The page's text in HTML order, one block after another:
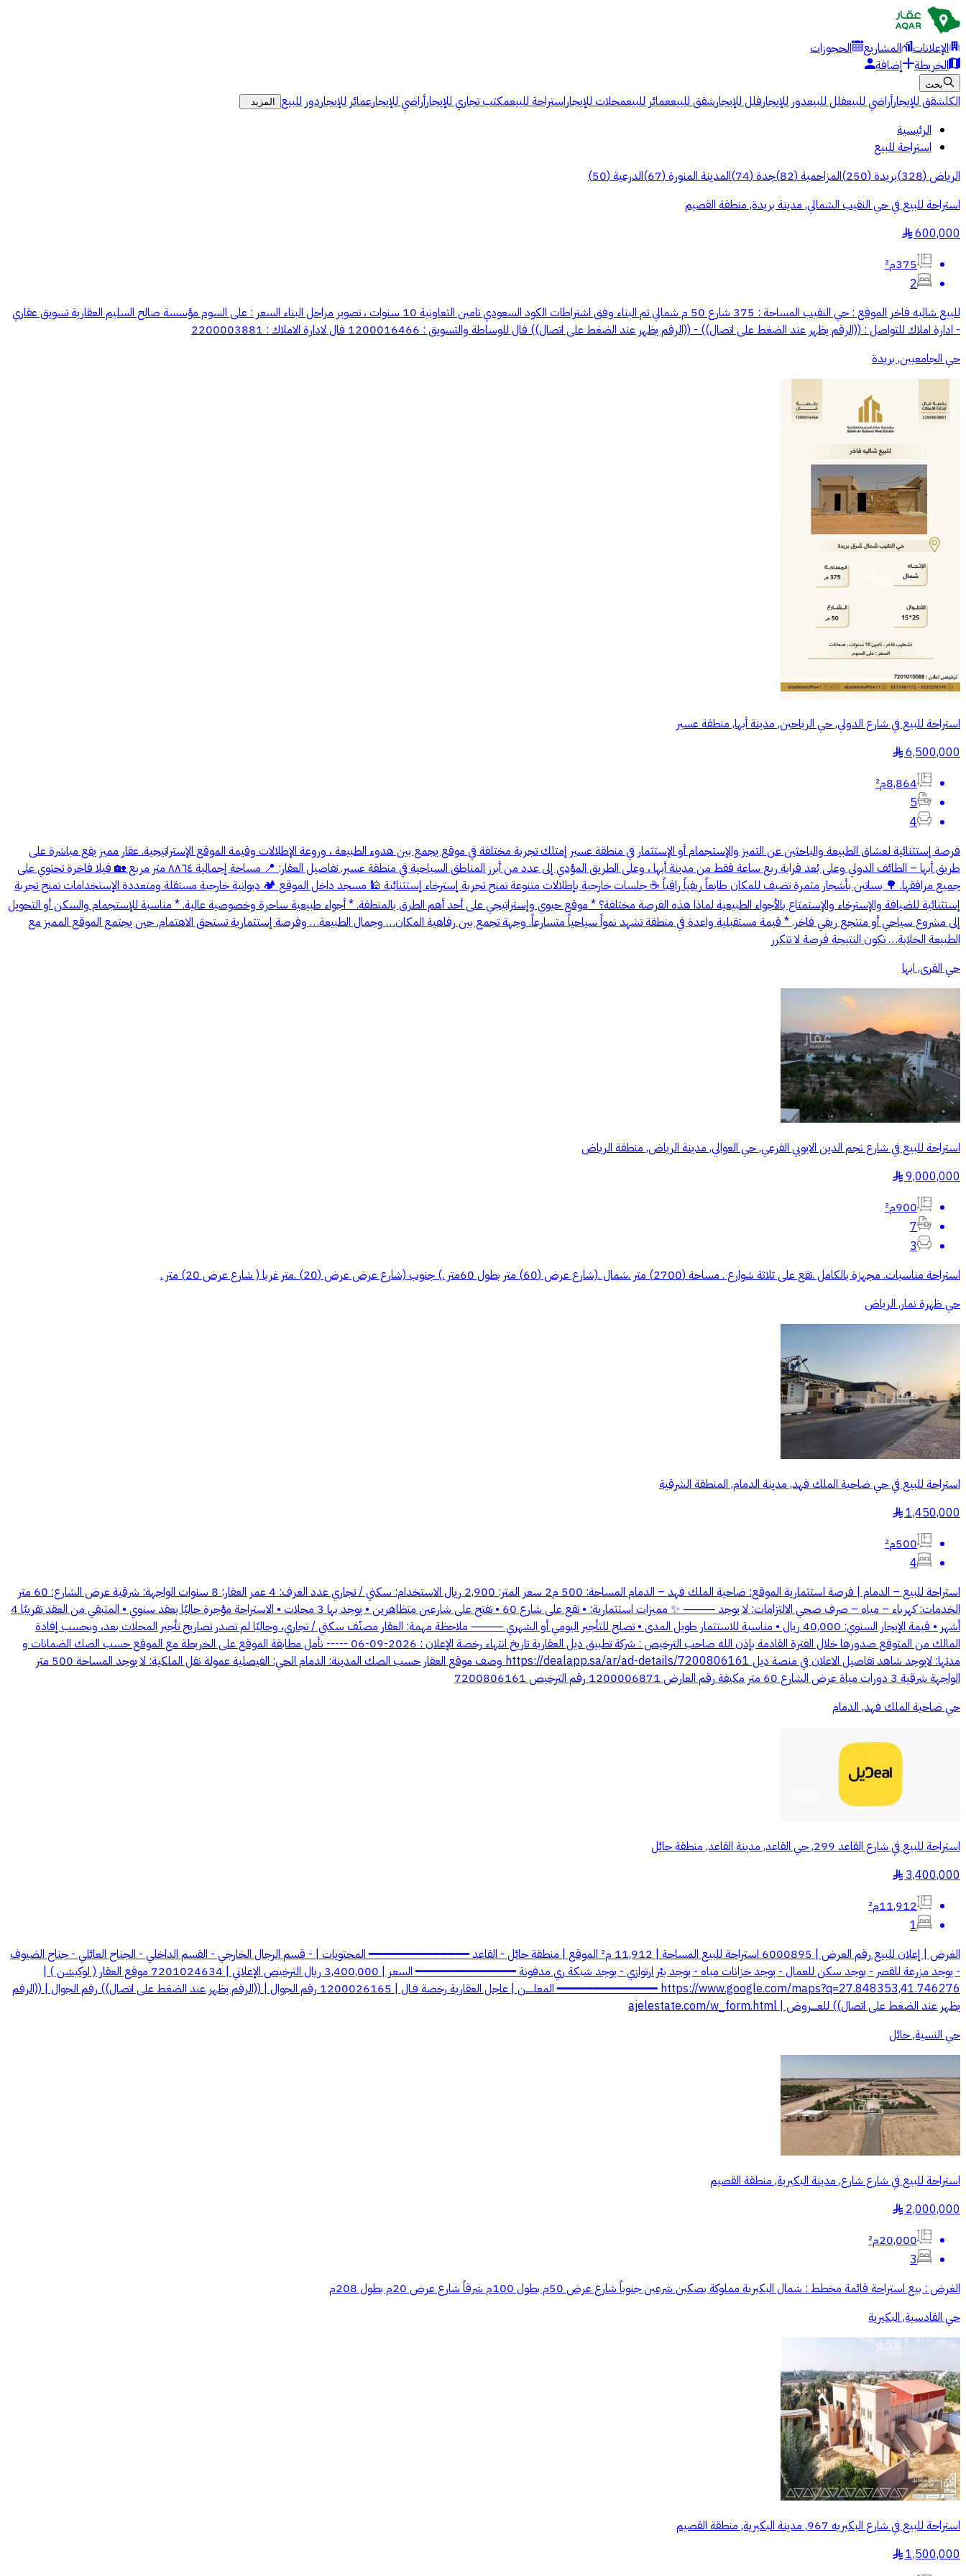
الإعلانات المشاريع
الحجوزات
الخريطة
إضافة
بحث
الكلشقق للإيجارأراضي للبيعفلل للبيعدور للإيجارفلل للإيجارشقق للبيععمائر للبيعمحلات للإيجاراستراحة للبيعمكتب تجاري للإيجارأراضي للإيجارعمائر للإيجاردور للبيع المزيد
الرئيسية
استراحة للبيع
الرياض(
328
)بريدة(
250
)المزاحمية(
82
)جدة(
74
)المدينة المنورة(
67
)الدرعية(
50
)
استراحة للبيع في حي النقيب الشمالي, مدينة بريدة, منطقة القصيم
600,000
§
375م²
2
للبيع شاليه فاخر الموقع : حي النقيب المساحة : 375 شارع 50 م شمالي تم البناء وفق اشتراطات الكود السعودي تامين التعاونية 10 سنوات ، تصوير مراحل البناء السعر : على السوم مؤسسة صالح السليم العقارية تسويق عقاري
- ادارة املاك للتواصل : ((الرقم يظهر عند الضغط على اتصال)) - ((الرقم يظهر عند الضغط على اتصال)) فال للوساطة والتسويق : 1200016466 فال لادارة الاملاك : 2200003881
حي الجامعيين, بريدة
استراحة للبيع في شارع الدولي, حي الرياحين, مدينة أبها, منطقة عسير
6,500,000
§
8,864م²
5
4
فرصة إستثنائية لعشاق الطبيعة والباحثين عن التميز والإستجمام أو الإستثمار في منطقة عسير إمتلك تجربة مختلفة في موقع يجمع بين هدوء الطبيعة ، وروعة الإطلالات وقيمة الموقع الإستراتيجية. عقار مميز يقع مباشرة على
طريق أبها – الطائف الدولي وعلى بُعد قرابة ربع ساعة فقط من مدينة أبها ، وعلى الطريق المؤدي إلى عدد من أبرز المناطق السياحية في منطقة عسير. تفاصيل العقار: 📍 مساحة إجمالية ٨٨٦٤ متر مربع 🏡 فيلا فاخرة تحتوي على
جميع مرافقها. 🌳 بساتين بأشجار مثمرة تضيف للمكان طابعاً ريفياً راقياً ☕ جلسات خارجية بإطلالات متنوعة تمنح تجربة إسترخاء إستثنائية 🕌 مسجد داخل الموقع 🏕️ ديوانية خارجية مستقلة ومتعددة الإستخدامات تمنح تجربة
إستثنائية للضيافة والإسترخاء والإستمتاع بالأجواء الطبيعية لماذا هذه الفرصة مختلفة؟ * موقع حيوي وإستراتيجي على أحد أهم الطرق بالمنطقة. * أجواء طبيعية ساحرة وخصوصية عالية. * مناسبة للإستجمام والسكن أو التحويل
إلى مشروع سياحي أو منتجع ريفي فاخر. * قيمة مستقبلية واعدة في منطقة تشهد نمواً سياحياً متسارعاً. وجهة تجمع بين رفاهية المكان… وجمال الطبيعة… وفرصة إستثمارية تستحق الاهتمام. حين يجتمع الموقع المميز مع
الطبيعة الخلابة… تكون النتيجة فرصة لا تتكرر
حي القرى, ابها
استراحة للبيع في شارع نجم الدين الايوبي الفرعي, حي العوالي, مدينة الرياض, منطقة الرياض
9,000,000
§
900م²
7
3
استراحة مناسبات. مجهزة بالكامل .تقع على ثلاثة شوارع . مساحة (2700) متر .شمال .(شارع عرض (60) متر بطول 60متر .) جنوب (شارع عرض عرض (20) .متر غربا ( شارع عرض 20) متر .
حي ظهرة نمار, الرياض
استراحة للبيع في حي ضاحية الملك فهد, مدينة الدمام, المنطقة الشرقية
1,450,000
§
500م²
4
استراحة للبيع – الدمام | فرصة استثمارية الموقع: ضاحية الملك فهد – الدمام المساحة: 500 م2 سعر المتر: 2,900 ريال الاستخدام: سكني / تجاري عدد الغرف: 4 عمر العقار: 8 سنوات الواجهة: شرقية عرض الشارع: 60 متر
الخدمات: كهرباء – مياه – صرف صحي الالتزامات: لا يوجد ⸻ ✨ مميزات استثمارية: • تقع على شارع 60 • تفتح على شارعين متظاهرين • يوجد بها 3 محلات • الاستراحة مؤجرة حاليًا بعقد سنوي • المتبقي من العقد تقريبًا 4
أشهر • قيمة الإيجار السنوي: 40,000 ريال • مناسبة للاستثمار طويل المدى • تصلح للتأجير اليومي أو الشهري ⸻ ملاحظة مهمة: العقار مصنّف سكني / تجاري، وحاليًا لم تصدر تصاريح تأجير المحلات بعد، وبحسب إفادة
المالك من المتوقع صدورها خلال الفترة القادمة بإذن الله صاحب الترخيص : شركة تطبيق ديل العقارية تاريخ انتهاء رخصة الإعلان : 2026-09-06 ----- نأمل مطابقة الموقع على الخريطة مع الموقع حسب الصك الضمانات و
مدتها: لايوجد شاهد تفاصيل الاعلان في منصة ديل https://dealapp.sa/ar/ad-details/7200806161 وصف موقع العقار حسب الصك المدينة: الدمام الحي: الفيصلية عمولة نقل الملكية: لا يوجد المساحة 500 متر
الواجهة شرقية 3 دورات مياة عرض الشارع 60 متر مكيفة رقم العارض 1200006871 رقم الترخيص 7200806161
حي ضاحية الملك فهد, الدمام
استراحة للبيع في شارع القاعد 299, حي القاعد, مدينة القاعد, منطقة حائل
3,400,000
§
11,912م²
1
الغرض | إعلان للبيع رقم العرض | 6000895 استراحة للبيع المساحة | 11,912 م² الموقع | منطقة حائل - القاعد ━━━━━━━━━━━━━━ المحتويات | - قسم الرجال الخارجي - القسم الداخلي - الجناح العائلي - جناح الضيوف
- يوجد مزرعة للقصر - يوجد سكن للعمال - يوجد خزانات مياه - يوجد بئر ارتوازي - يوجد شبكة ري مدفونة ━━━━━━━━━━━━━━ السعر | 3,400,000 ريال الترخيص الإعلاني | 7201024634 موقع العقار ( لوكيشن ) |
https://www.google.com/maps?q=27.848353,41.746276 ━━━━━━━━━━━━━━ المعلـــــن | عاجل العقارية رخصة فـال | 1200026165 رقم الجوال | ((الرقم يظهر عند الضغط على اتصال)) رقم الجوال | ((الرقم
يظهر عند الضغط على اتصال)) للعــــروض | ajelestate.com/w_form.html
حي النسية, حائل
استراحة للبيع في شارع شارع, مدينة البكيرية, منطقة القصيم
2,000,000
§
20,000م²
3
‏الغرض : بيع استراحة قائمة ‏مخطط : شمال البكيرية ‏مملوكة بصكين شرعين ‏جنوباً شارع عرض 50م بطول 100م ‏شرقاً شارع عرض 20م بطول 208م
حي القادسية, البكيرية
استراحة للبيع في شارع البكيريه 967, مدينة البكيرية, منطقة القصيم
1,500,000
§